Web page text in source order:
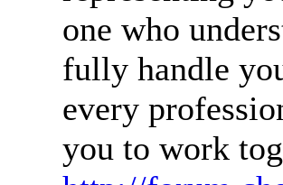
one who
fully handle
every
you to work